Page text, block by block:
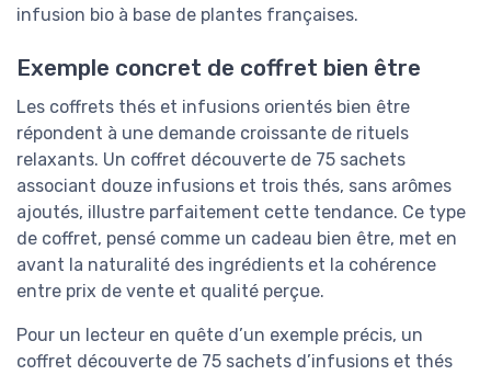
infusion bio à base de plantes françaises.
Exemple concret de coffret bien être
Les coffrets thés et infusions orientés bien être
répondent à une demande croissante de rituels
relaxants. Un coffret découverte de 75 sachets
associant douze infusions et trois thés, sans arômes
ajoutés, illustre parfaitement cette tendance. Ce type
de coffret, pensé comme un cadeau bien être, met en
avant la naturalité des ingrédients et la cohérence
entre prix de vente et qualité perçue.
Pour un lecteur en quête d’un exemple précis, un
coffret découverte de 75 sachets d’infusions et thés